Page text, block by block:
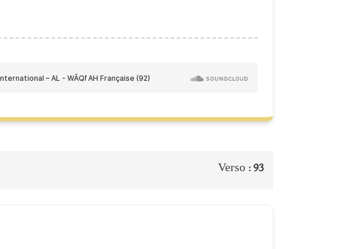
Verso : 93